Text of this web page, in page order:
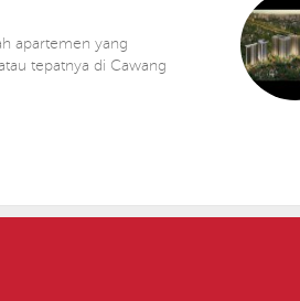
apartemen yang
tepatnya di Cawang